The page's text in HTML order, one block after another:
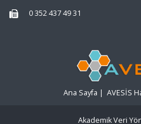
0 352 437 49 31
Ana Sayfa | AVESİS
Akademik Veri